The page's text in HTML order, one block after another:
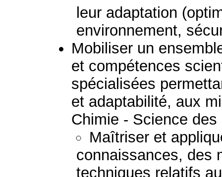
leur adaptation
environnement,
Mobiliser un
et compétences
spécialisées
et adaptabilité, aux
Chimie - Science
Maîtriser et
connaissances, des
techniques relatifs